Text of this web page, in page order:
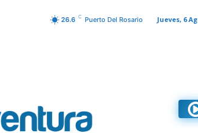
26.6 C Puerto Del Rosario Jueves, 6